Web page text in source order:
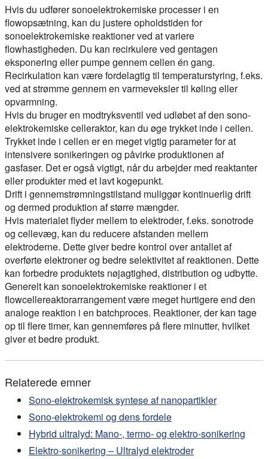
Hvis du udfører sonoelektrokemiske processer i en
flowopsætning, kan du justere opholdstiden for
sonoelektrokemiske reaktioner ved at variere
flowhastigheden. Du kan recirkulere ved gentagen
eksponering eller pumpe gennem cellen én gang.
Recirkulation kan være fordelagtig til temperaturstyring, f.eks.
ved at strømme gennem en varmeveksler til køling eller
opvarmning.
Hvis du bruger en modtryksventil ved udløbet af den sono-
elektrokemiske celleraktor, kan du øge trykket inde i cellen.
Trykket inde i cellen er en meget vigtig parameter for at
intensivere sonikeringen og påvirke produktionen af
gasfaser. Det er også vigtigt, når du arbejder med reaktanter
eller produkter med et lavt kogepunkt.
Drift i gennemstrømningstilstand muliggør kontinuerlig drift
og dermed produktion af større mængder.
Hvis materialet flyder mellem to elektroder, f.eks. sonotrode
og cellevæg, kan du reducere afstanden mellem
elektroderne. Dette giver bedre kontrol over antallet af
overførte elektroner og bedre selektivitet af reaktionen. Dette
kan forbedre produktets nøjagtighed, distribution og udbytte.
Generelt kan sonoelektrokemiske reaktioner i et
flowcellereaktorarrangement være meget hurtigere end den
analoge reaktion i en batchproces. Reaktioner, der kan tage
op til flere timer, kan gennemføres på flere minutter, hvilket
giver et bedre produkt.
Relaterede emner
Sono-elektrokemisk syntese af nanopartikler
Sono-elektrokemi og dens fordele
Hybrid ultralyd: Mano-, termo- og elektro-sonikering
Elektro-sonikering – Ultralyd elektroder